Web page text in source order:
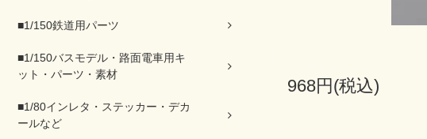
■1/150鉄道用パーツ
■1/150バスモデル・路面電車用キ
ット・パーツ・素材
■1/80インレタ・ステッカー・デカ
ールなど
968円(税込)